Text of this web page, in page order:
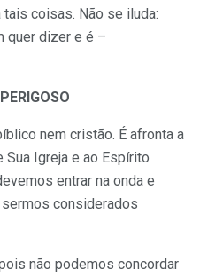
coisas. Não se iluda:
quer dizer e é –
nem cristão. É afronta a
Sua Igreja e ao Espírito
entrar na onda e
considerados
não podemos concordar